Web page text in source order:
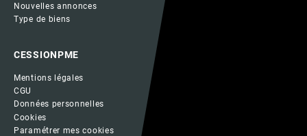
Nouvelles annonces
Type de biens
CESSIONPME
Mentions légales
CGU
Données personnelles
Cookies
Paramétrer mes cookies